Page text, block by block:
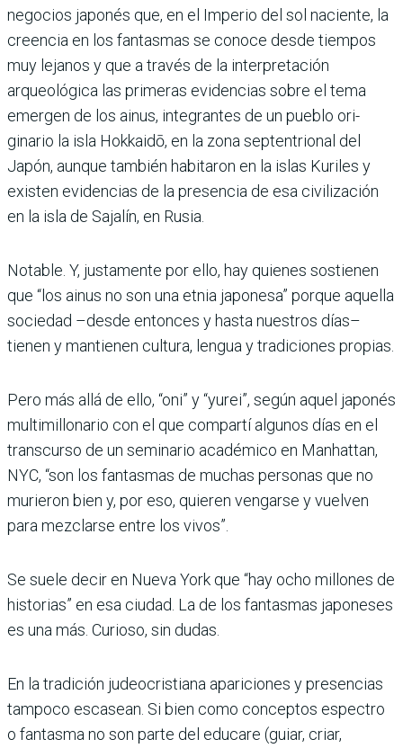
negocios japonés que, en el Imperio del sol naciente, la
creencia en los fantasmas se conoce desde tiempos
muy lejanos y que a través de la interpretación
arqueológica las primeras evidencias sobre el tema
emergen de los ainus, integrantes de un pueblo ori­
ginario la isla Hokkaidō, en la zona septentrional del
Japón, aunque también habitaron en la islas Kuriles y
existen evi­dencias de la presencia de esa civilización
en la isla de Saja­lín, en Rusia.
Notable. Y, justamente por ello, hay quienes sostienen
que “los ainus no son una etnia japonesa” porque aque­lla
sociedad –desde entonces y hasta nuestros días–
tienen y mantienen cultura, lengua y tradiciones propias.
Pero más allá de ello, “oni” y “yurei”, según aquel japonés
multimillonario con el que compartí algunos días en el
transcurso de un seminario académico en Manhattan,
NYC, “son los fantasmas de muchas perso­nas que no
murieron bien y, por eso, quieren vengarse y vuelven
para mezclarse entre los vivos”.
Se suele decir en Nueva York que “hay ocho millones de
historias” en esa ciudad. La de los fantas­mas japoneses
es una más. Curioso, sin dudas.
En la tradición judeocris­tiana apariciones y presen­cias
tampoco escasean. Si bien como conceptos espec­tro
o fantasma no son parte del educare (guiar, criar,